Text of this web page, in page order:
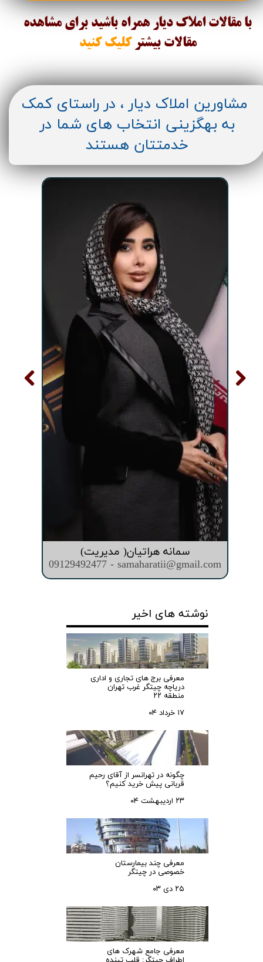
با مقالات املاک دیار همراه باشید برای مشاهده
مقالات بیشتر کلیک کنید
سمانه هراتیان( مدیریت)
09129492477 - samaharatii@gmail.com
مشاورین املاک دیار ، در راستای کمک
به بهگزینی انتخاب های شما در
خدمتتان هستند
نوشته های اخیر
معرفی برج های تجاری و اداری
دریاچه چیتگر غرب تهران
منطقه ۲۲
۱۷ خرداد ۰۴
چگونه در تهرانسر از آقای رحیم
قربانی پیش خرید کنیم؟
۲۳ اردیبهشت ۰۴
معرفی چند بیمارستان
خصوصی در چیتگر
۲۵ دی ۰۳
معرفی جامع شهرک‌ های